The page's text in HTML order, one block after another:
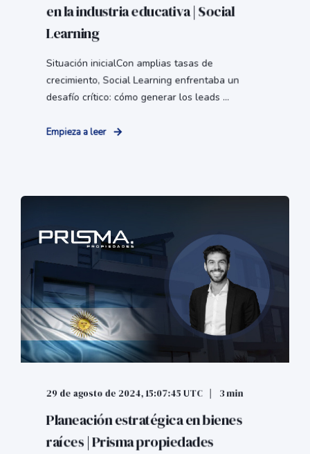
en la industria educativa | Social
Learning
Situación inicialCon amplias tasas de
crecimiento, Social Learning enfrentaba un
desafío crítico: cómo generar los leads ...
Empieza a leer
29 de agosto de 2024, 15:07:45 UTC 3 min
Planeación estratégica en bienes
raíces | Prisma propiedades